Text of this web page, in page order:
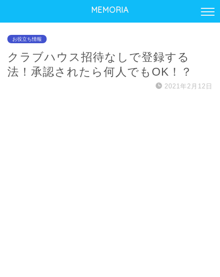
MEMORIA
お役立ち情報
クラブハウス招待なしで登録する
法！承認されたら何人でもOK！？
2021年2月12日